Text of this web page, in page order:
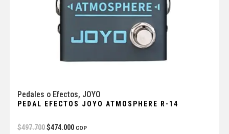
Pedales o Efectos, JOYO
PEDAL EFECTOS JOYO ATMOSPHERE R-14
$497.700 $474.000 COP